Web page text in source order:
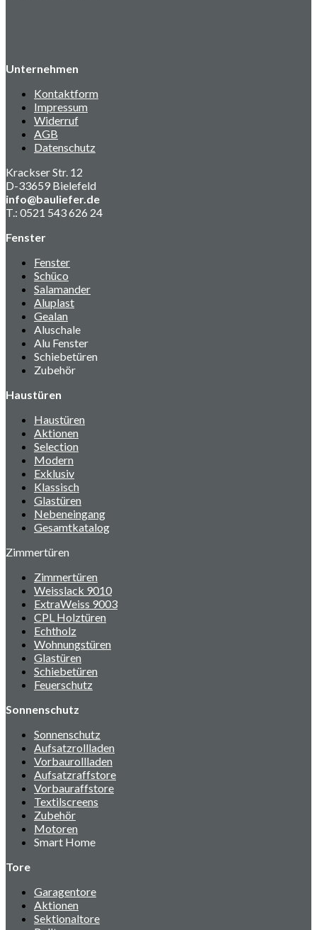
Unternehmen
Kontaktform
Impressum
Widerruf
AGB
Datenschutz
Krackser Str. 12
D-33659 Bielefeld
info@bauliefer.de
T.: 0521 543 626 24
Fenster
Fenster
Schüco
Salamander
Aluplast
Gealan
Aluschale
Alu Fenster
Schiebetüren
Zubehör
Haustüren
Haustüren
Aktionen
Selection
Modern
Exklusiv
Klassisch
Glastüren
Nebeneingang
Gesamtkatalog
Zimmertüren
Zimmertüren
Weisslack 9010
ExtraWeiss 9003
CPL Holztüren
Echtholz
Wohnungstüren
Glastüren
Schiebetüren
Feuerschutz
Sonnenschutz
Sonnenschutz
Aufsatzrollladen
Vorbaurollladen
Aufsatzraffstore
Vorbauraffstore
Textilscreens
Zubehör
Motoren
Smart Home
Tore
Garagentore
Aktionen
Sektionaltore